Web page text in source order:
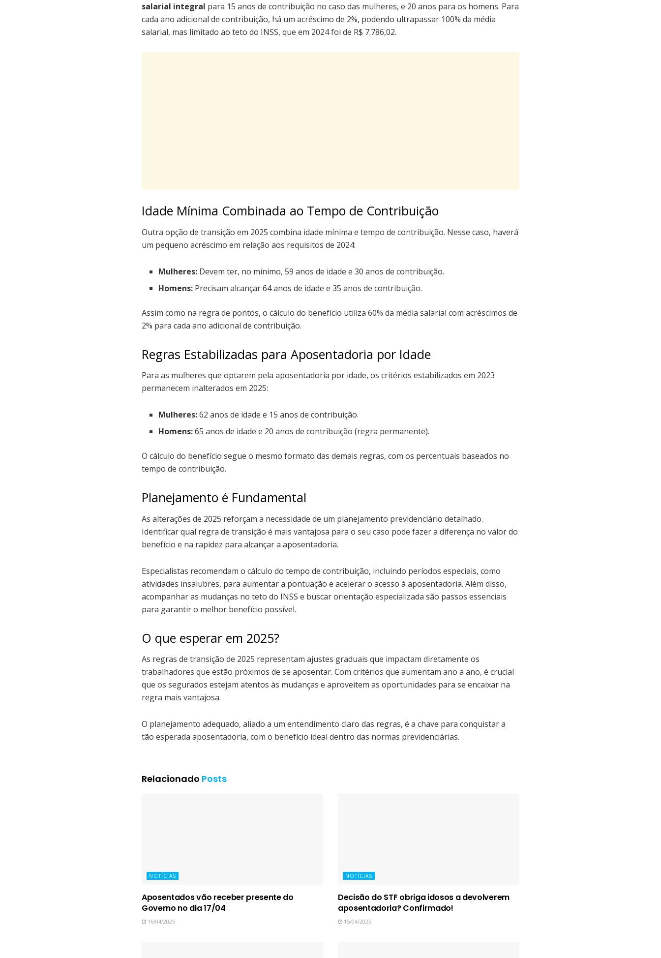
salarial integral para 15 anos de contribuição no caso das mulheres, e 20 anos para os homens. Para
cada ano adicional de contribuição, há um acréscimo de 2%, podendo ultrapassar 100% da média
salarial, mas limitado ao teto do INSS, que em 2024 foi de R$ 7.786,02.
Idade Mínima Combinada ao Tempo de Contribuição
Outra opção de transição em 2025 combina idade mínima e tempo de contribuição. Nesse caso, haverá
um pequeno acréscimo em relação aos requisitos de 2024:
Mulheres: Devem ter, no mínimo, 59 anos de idade e 30 anos de contribuição.
Homens: Precisam alcançar 64 anos de idade e 35 anos de contribuição.
Assim como na regra de pontos, o cálculo do benefício utiliza 60% da média salarial com acréscimos de
2% para cada ano adicional de contribuição.
Regras Estabilizadas para Aposentadoria por Idade
Para as mulheres que optarem pela aposentadoria por idade, os critérios estabilizados em 2023
permanecem inalterados em 2025:
Mulheres:62 anos de idade e 15 anos de contribuição.
Homens:65 anos de idade e 20 anos de contribuição (regra permanente).
O cálculo do benefício segue o mesmo formato das demais regras, com os percentuais baseados no
tempo de contribuição.
Planejamento é Fundamental
As alterações de 2025 reforçam a necessidade de um planejamento previdenciário detalhado.
Identificar qual regra de transição é mais vantajosa para o seu caso pode fazer a diferença no valor do
benefício e na rapidez para alcançar a aposentadoria.
Especialistas recomendam o cálculo do tempo de contribuição, incluindo períodos especiais, como
atividades insalubres, para aumentar a pontuação e acelerar o acesso à aposentadoria. Além disso,
acompanhar as mudanças no teto do INSS e buscar orientação especializada são passos essenciais
para garantir o melhor benefício possível.
O que esperar em 2025?
As regras de transição de 2025 representam ajustes graduais que impactam diretamente os
trabalhadores que estão próximos de se aposentar. Com critérios que aumentam ano a ano, é crucial
que os segurados estejam atentos às mudanças e aproveitem as oportunidades para se encaixar na
regra mais vantajosa.
O planejamento adequado, aliado a um entendimento claro das regras, é a chave para conquistar a
tão esperada aposentadoria, com o benefício ideal dentro das normas previdenciárias.
Relacionado Posts
NOTÍCIAS
Aposentados vão receber presente do
Governo no dia 17/04
16/04/2025
NOTÍCIAS
Decisão do STF obriga idosos a devolverem
aposentadoria? Confirmado!
15/04/2025